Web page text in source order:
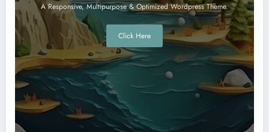
A Responsive, Multipurpose & Optimized Wordpress Theme.
Click Here